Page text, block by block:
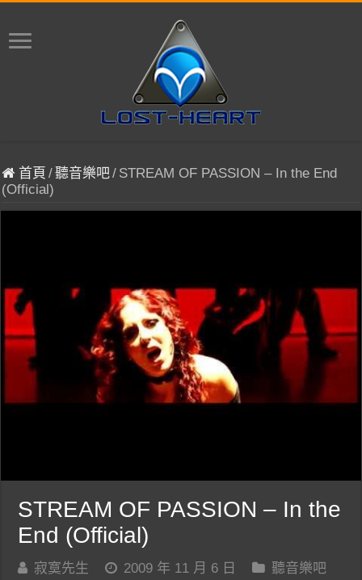
首頁 /聽音樂吧/ STREAM OF PASSION – In the End
(Official)
STREAM OF PASSION – In the
End (Official)
寂寞先生 2009 年 11 月 6 日
聽音樂吧